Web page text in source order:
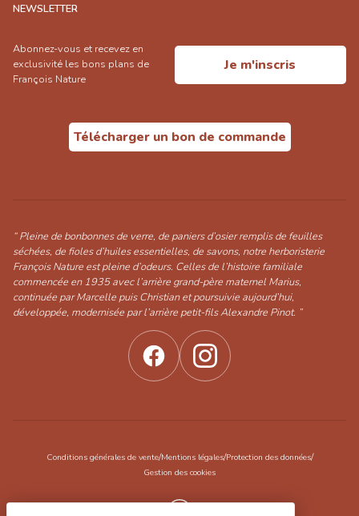
NEWSLETTER
Abonnez-vous et recevez en
exclusivité les bons plans de
François Nature
Je m'inscris
Télécharger un bon de commande
“ Pleine de bonbonnes de verre, de paniers d’osier remplis de feuilles
séchées, de fioles d’huiles essentielles, de savons, notre herboristerie
François Nature est pleine d’odeurs. Celles de l’histoire familiale
commencée en 1935 avec l’arrière grand-père maternel Marius,
continuée par Marcelle puis Christian et poursuivie aujourd’hui,
développée, modernisée par l’arrière petit-fils Alexandre Pinot. ”
Conditions générales de vente/Mentions légales/Protection des données/
Gestion des cookies